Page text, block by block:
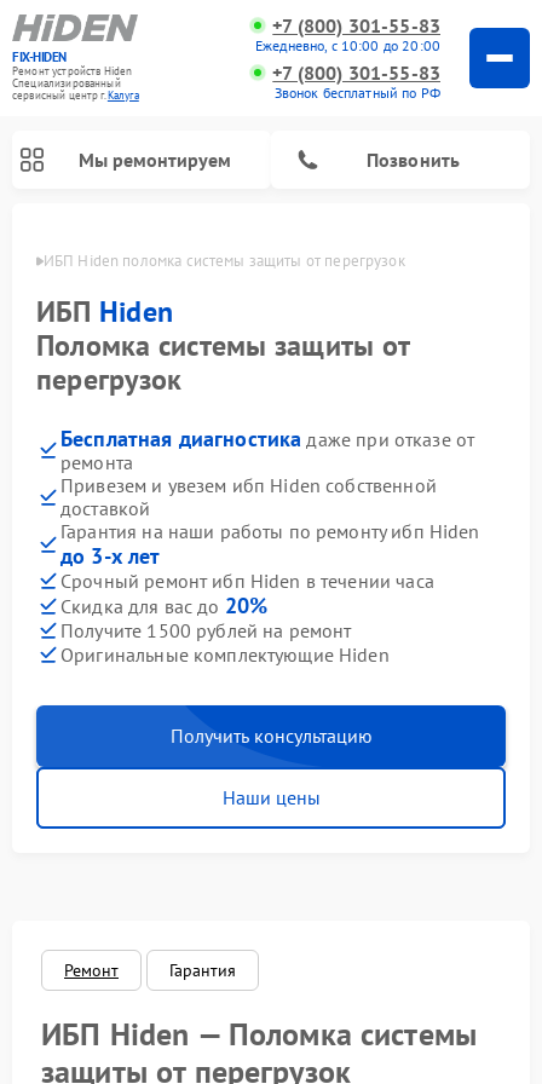
FIX-HIDEN
Ремонт устройств Hiden
Специализированный
cервисный центр г.Калуга
+7 (800) 301-55-83
Ежедневно, с 10:00 до 20:00
+7 (800) 301-55-83
Звонок бесплатный по РФ
Мы ремонтируем Позвонить
ИБП Hiden поломка системы защиты от перегрузок
ИБП Hiden
Поломка системы защиты от
перегрузок
Бесплатная диагностика даже при отказе от
ремонта
Привезем и увезем ибп Hiden собственной
доставкой
Гарантия на наши работы по ремонту ибп Hiden
до 3-х лет
Срочный ремонт ибп Hiden в течении часа
Скидка для вас до 20%
Получите 1500 рублей на ремонт
Оригинальные комплектующие Hiden
Получить консультацию
Наши цены
Ремонт Гарантия
ИБП Hiden — Поломка системы
защиты от перегрузок